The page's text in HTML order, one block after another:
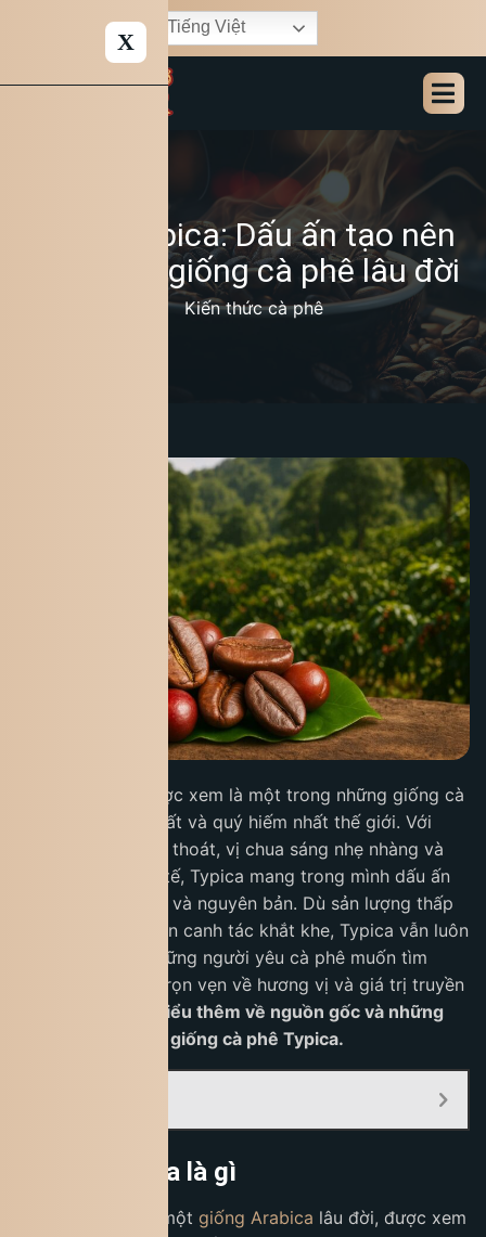
Tiếng Việt
X
Cà phê Typica: Dấu ấn tạo nên
giá trị của giống cà phê lâu đời
Kiến thức cà phê
được xem là một trong những giống cà
phê Arabica cổ nhất và quý hiếm nhất thế giới. Với
hương thơm thanh thoát, vị chua sáng nhẹ nhàng và
hậu ngọt sâu tinh tế, Typica mang trong mình dấu ấn
của sự thuần khiết và nguyên bản. Dù sản lượng thấp
và đòi hỏi điều kiện canh tác khắt khe, Typica vẫn luôn
là lựa chọn của những người yêu cà phê muốn tìm
kiếm trải nghiệm trọn vẹn về hương vị và giá trị truyền
Cùng tìm hiểu thêm về nguồn gốc và những
nét đặc trưng của giống cà phê Typica.
Cà phê Typica là gì
là một giống Arabica lâu đời, được xem